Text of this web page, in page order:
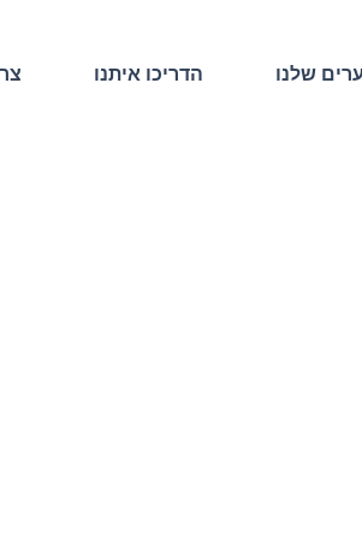
שלנו הדריכו איתנו